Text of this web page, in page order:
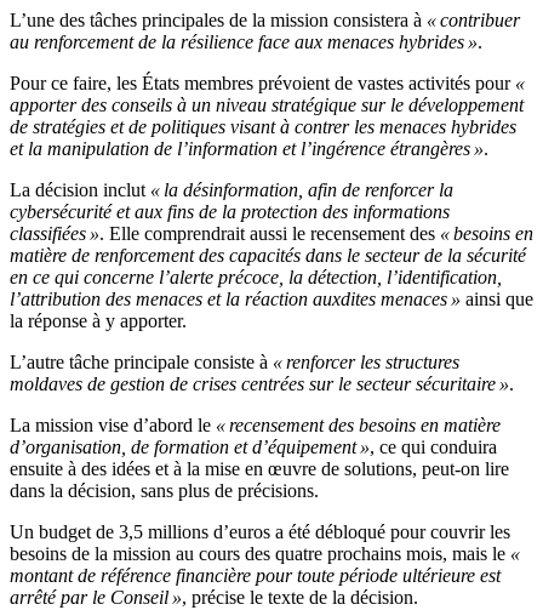
L’une des tâches principales de la mission consistera à « contribuer
au renforcement de la résilience face aux menaces hybrides ».
Pour ce faire, les États membres prévoient de vastes activités pour «
apporter des conseils à un niveau stratégique sur le développement
de stratégies et de politiques visant à contrer les menaces hybrides
et la manipulation de l’information et l’ingérence étrangères ».
La décision inclut « la désinformation, afin de renforcer la
cybersécurité et aux fins de la protection des informations
classifiées ». Elle comprendrait aussi le recensement des « besoins en
matière de renforcement des capacités dans le secteur de la sécurité
en ce qui concerne l’alerte précoce, la détection, l’identification,
l’attribution des menaces et la réaction auxdites menaces » ainsi que
la réponse à y apporter.
L’autre tâche principale consiste à « renforcer les structures
moldaves de gestion de crises centrées sur le secteur sécuritaire ».
La mission vise d’abord le « recensement des besoins en matière
d’organisation, de formation et d’équipement », ce qui conduira
ensuite à des idées et à la mise en œuvre de solutions, peut-on lire
dans la décision, sans plus de précisions.
Un budget de 3,5 millions d’euros a été débloqué pour couvrir les
besoins de la mission au cours des quatre prochains mois, mais le «
montant de référence financière pour toute période ultérieure est
arrêté par le Conseil », précise le texte de la décision.